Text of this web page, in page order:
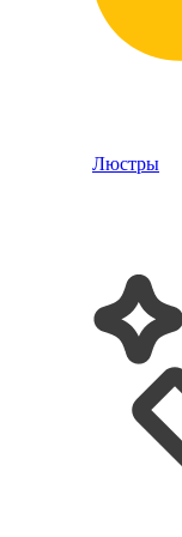
Люстры